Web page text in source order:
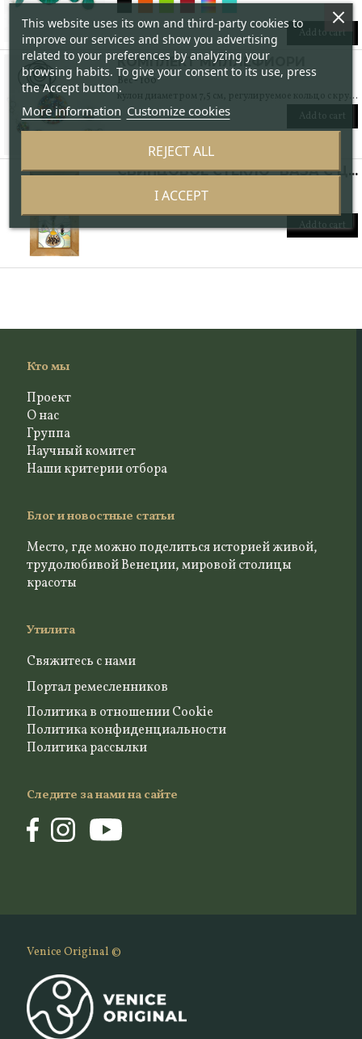
Add to cart
КОМПЛЕКТ МИЛЛЕФИОРИ
Вес - 100
кулон диаметром 7,5 см, регулируемое кольцо с круглой мозаикой диаметром 3 см и браслет с 5 мурриновыми мозаиками регулируемой длины от 19 см до 22 см
Add to cart
СВИНЦОВОЕ СТЕКЛО "ВАЗА С ЦВЕТАМИ С БАБОЧКОЙ" - УНИКАЛЬНЫЙ ЭКЗЕМПЛЯР
Вес - 8000
Add to cart
Кто мы
Проект
О нас
Группа
Научный комитет
Наши критерии отбора
Блог и новостные статьи
Место, где можно поделиться историей живой,
трудолюбивой Венеции, мировой столицы
красоты
Утилита
Свяжитесь с нами
Портал ремесленников
Политика в отношении Cookie
Политика конфиденциальности
Политика рассылки
Следите за нами на сайте
Venice Original ©
This website uses its own and third-party cookies to
improve our services and show you advertising
related to your preferences by analyzing your
browsing habits. To give your consent to its use, press
the Accept button.
More information Customize cookies
REJECT ALL
I ACCEPT